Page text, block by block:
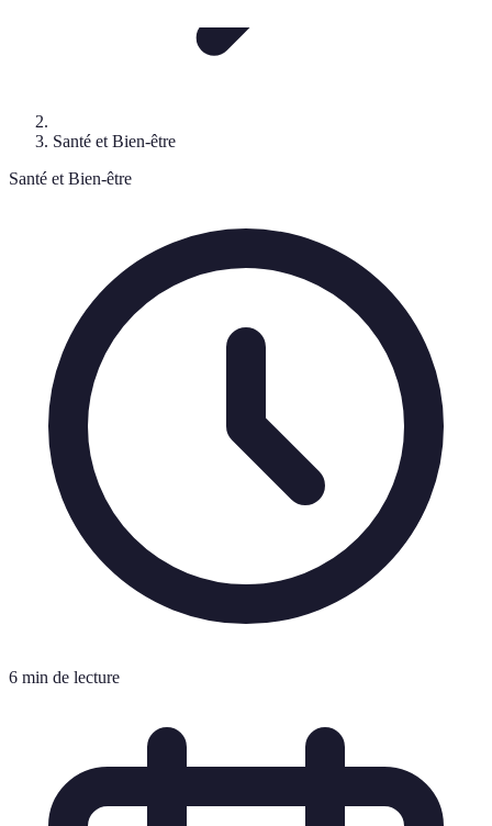
Santé et Bien-être
Santé et Bien-être
6 min de lecture